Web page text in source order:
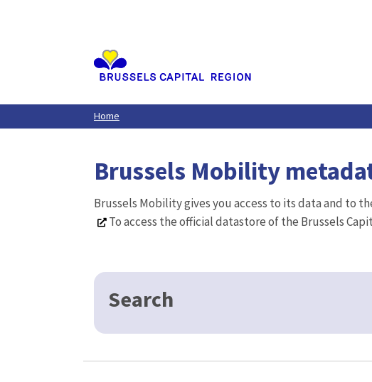
Home
Brussels Mobility
Brussels Mobility gives you access to its data and to
To access the official datastore of the Brussels
Search